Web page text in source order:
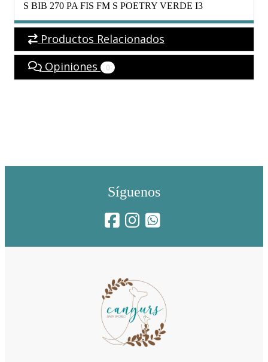
S BIB 270 PA FIS FM S POETRY VERDE I3
Productos Relacionados
Opiniones
0
Síguenos